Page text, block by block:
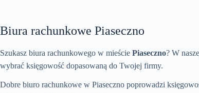
Biura rachunkowe Piaseczno
Szukasz biura rachunkowego w mieście Piaseczno? W
wybrać księgowość dopasowaną do Twojej firmy.
Dobre biuro rachunkowe w Piaseczno poprowadzi